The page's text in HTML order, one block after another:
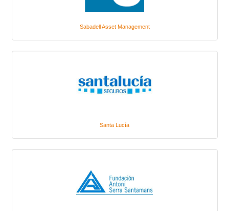
Sabadell Asset Management
Santa Lucía